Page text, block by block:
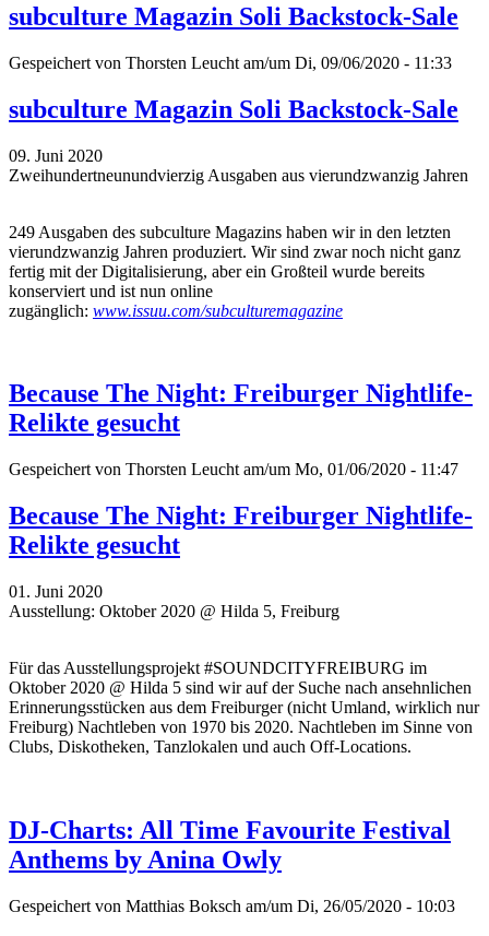
subculture Magazin Soli Backstock-Sale
Gespeichert von Thorsten Leucht am/um Di, 09/06/2020 - 11:33
subculture Magazin Soli Backstock-Sale
09. Juni 2020
Zweihundertneunundvierzig Ausgaben aus vierundzwanzig Jahren
249 Ausgaben des subculture Magazins haben wir in den letzten
vierundzwanzig Jahren produziert. Wir sind zwar noch nicht ganz
fertig mit der Digitalisierung, aber ein Großteil wurde bereits
konserviert und ist nun online
zugänglich: www.issuu.com/subculturemagazine
Because The Night: Freiburger Nightlife-
Relikte gesucht
Gespeichert von Thorsten Leucht am/um Mo, 01/06/2020 - 11:47
Because The Night: Freiburger Nightlife-
Relikte gesucht
01. Juni 2020
Ausstellung: Oktober 2020 @ Hilda 5, Freiburg
Für das Ausstellungsprojekt #SOUNDCITYFREIBURG im
Oktober 2020 @ Hilda 5 sind wir auf der Suche nach ansehnlichen
Erinnerungsstücken aus dem Freiburger (nicht Umland, wirklich nur
Freiburg) Nachtleben von 1970 bis 2020. Nachtleben im Sinne von
Clubs, Diskotheken, Tanzlokalen und auch Off-Locations.
DJ-Charts: All Time Favourite Festival
Anthems by Anina Owly
Gespeichert von Matthias Boksch am/um Di, 26/05/2020 - 10:03